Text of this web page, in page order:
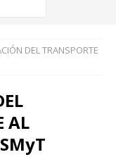
DEL TRANSPORTE
AL